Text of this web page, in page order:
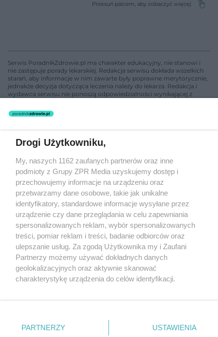
Serwis PoradnikZdrowie.pl ma charakter edukacyjny, nie stanowi i
nie zastępuje porady lekarskiej. Redakcja serwisu dokłada wszelkich
starań, aby informacje w nim zawarte były poprawne merytorycznie,
jednakże decyzja dotycząca leczenia należy do lekarza. Redakcja i
wydawca serwisu nie ponoszą odpowiedzialności wynikającej z
nie prowadzi działalności leczniczej polegającej na udzielaniu
świadczeń zdrowotnych w rozumieniu art. 3 ust 1 ustawy o
Żaden utwór zamieszczony w serwisie nie może być powielany i
rozpowszechniany lub dalej rozpowszechniany w jakikolwiek sposób
(w tym także elektroniczny lub mechaniczny) na jakimkolwiek polu
eksploatacji w jakiejkolwiek formie, włącznie z umieszczaniem w
Internecie bez pisemnej zgody właściciela praw. Jakiekolwiek użycie
lub wykorzystanie utworów w całości lub w części z naruszeniem
prawa, tzn. bez właściwej zgody, jest zabronione pod groźbą kary i
może być ścigane prawnie.
O nas
Drogi Użytkowniku,
My, naszych 1162 zaufanych partnerów oraz inne
podmioty z Grupy ZPR Media uzyskujemy dostęp i
przechowujemy informacje na urządzeniu oraz
przetwarzamy dane osobowe, takie jak unikalne
identyfikatory, standardowe informacje wysyłane przez
urządzenie czy dane przeglądania w celu zapewniania
spersonalizowanych reklam, wybór spersonalizowanych
treści, pomiar reklam i treści, badanie odbiorców oraz
ulepszanie usług. Za zgodą Użytkownika my i Zaufani
Partnerzy możemy używać dokładnych danych
geolokalizacyjnych oraz aktywnie skanować
charakterystykę urządzenia do celów identyfikacji.
zmienić/wycofać klikając przycisk ustawień prywatności
znajdujący się w lewym dolnym rogu strony
PARTNERZY USTAWIENIA